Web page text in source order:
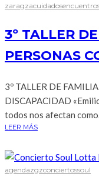
zaragzacuidados
3º TALLER
PERSONAS
3º TALLER DE
DISCAPACIDAD
todos nos afectan
LEER MÁS
agendazgzconciertossoul